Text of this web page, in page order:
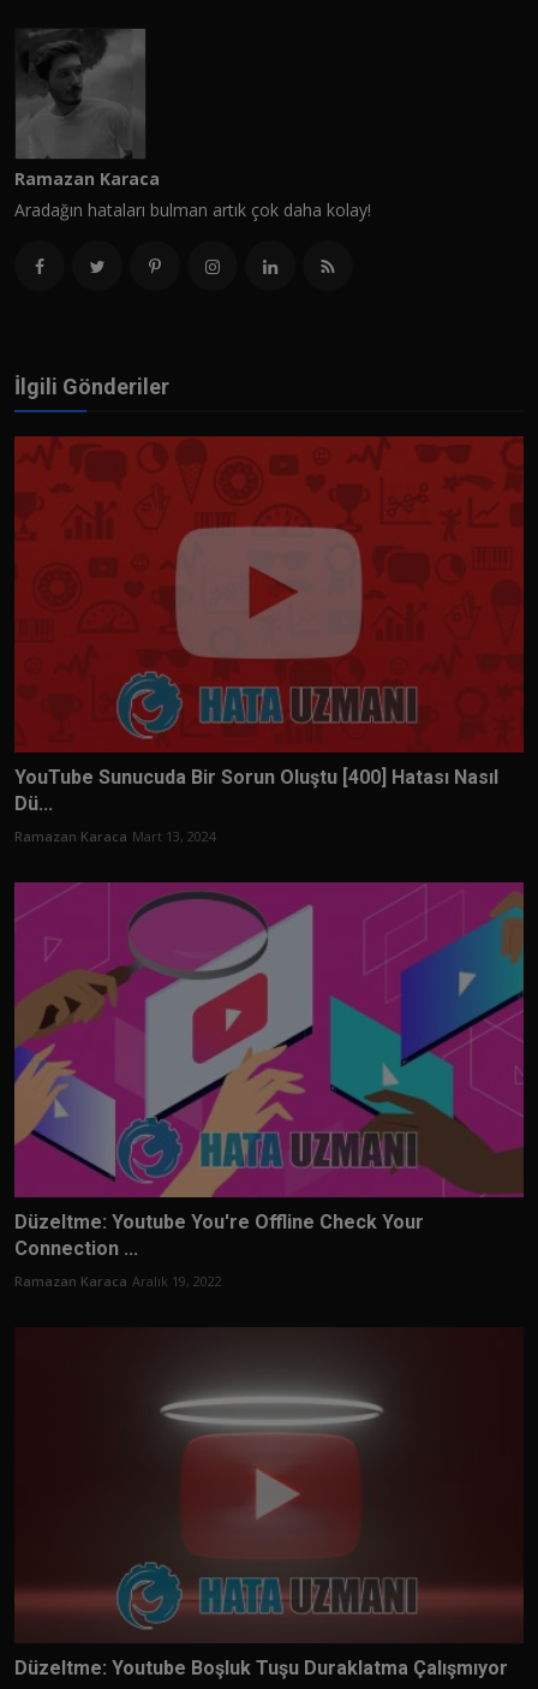
Ramazan Karaca
Aradağın hataları bulman artık çok daha kolay!
İlgili Gönderiler
YouTube Sunucuda Bir Sorun Oluştu [400] Hatası Nasıl
Dü...
Ramazan Karaca Mart 13, 2024
Düzeltme: Youtube You're Offline Check Your
Connection ...
Ramazan Karaca Aralık 19, 2022
Düzeltme: Youtube Boşluk Tuşu Duraklatma Çalışmıyor